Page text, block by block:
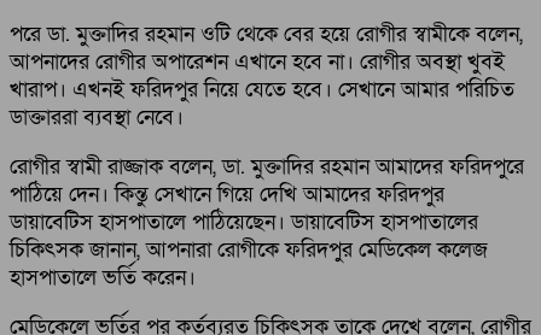
পরে ডা. মুক্তাদির রহমান ওটি থেকে বের হয়ে রোগীর স্বামীকে বলেন,
আপনাদের রোগীর অপারেশন এখানে হবে না। রোগীর অবস্থা খুবই
খারাপ। এখনই ফরিদপুর নিয়ে যেতে হবে। সেখানে আমার পরিচিত
ডাক্তাররা ব্যবস্থা নেবে।
রোগীর স্বামী রাজ্জাক বলেন, ডা. মুক্তাদির রহমান আমাদের ফরিদপুরে
পাঠিয়ে দেন। কিন্তু সেখানে গিয়ে দেখি আমাদের ফরিদপুর
ডায়াবেটিস হাসপাতালে পাঠিয়েছেন। ডায়াবেটিস হাসপাতালের
চিকিৎসক জানান, আপনারা রোগীকে ফরিদপুর মেডিকেল কলেজ
হাসপাতালে ভর্তি করেন।
মেডিকেলে ভর্তির পর কর্তব্যরত চিকিৎসক তাকে দেখে বলেন, রোগীর